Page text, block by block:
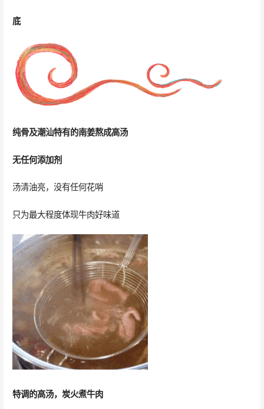
底
纯骨及潮汕特有的南姜熬成高汤
无任何添加剂
汤清油亮，没有任何花哨
只为最大程度体现牛肉好味道
特调的高汤，炭火煮牛肉